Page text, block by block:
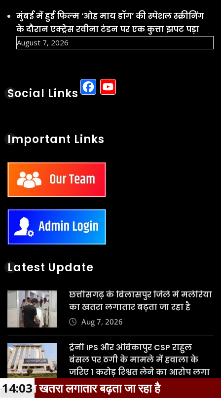
मुंबई में हुई फिल्म ‘ओह माय डॉग’ की स्पेशल स्क्रीनिंग
के दौरान एक्ट्रेस रवीना टंडन पर एक कुत्ता झपट पड़ा
August 7, 2026
Social Links Facebook
Important Links
Latest Update
छत्तीसगढ़ के बिलासपुर जिले में मलेरिया
का खतरा लगातार बढ़ता जा रहा है
Aug 7, 2026
ट्रेनी IPS और अंबिकापुर CSP राहुल
बंसल पर ठगी के मामले में हवाला के
जरिए 1 करोड़ रिश्वत लेने का आरोप लगा
Aug 7, 2026
जा रहा है ट्रेनी IPS और
14:03